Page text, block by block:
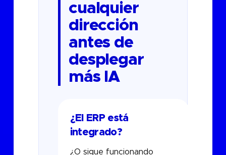
cualquier
dirección
antes de
desplegar
más IA
¿El ERP está
integrado?
¿O sigue funcionando